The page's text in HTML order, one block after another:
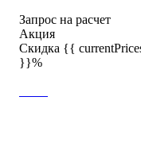
Запрос на расчет
Акция
Скидка {{
}}%